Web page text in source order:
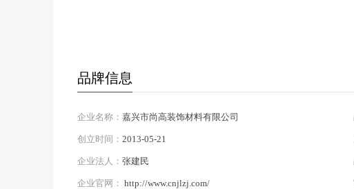
品牌信息
企业名称： 嘉兴市尚高装饰材料有限公司
创立时间： 2013-05-21
企业法人： 张建民
企业官网： http://www.cnjlzj.com/